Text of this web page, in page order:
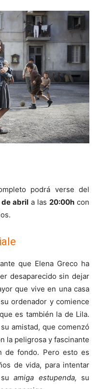
podrá verse del
de abrila las 20:00hcon
que Elena Greco ha
desaparecido sin dejar
que vive en una casa
ordenador y comience
es también la de Lila.
amistad, que comenzó
la peligrosa y fascinante
de fondo. Pero esto es
de vida, para intentar
suamiga estupenda, su